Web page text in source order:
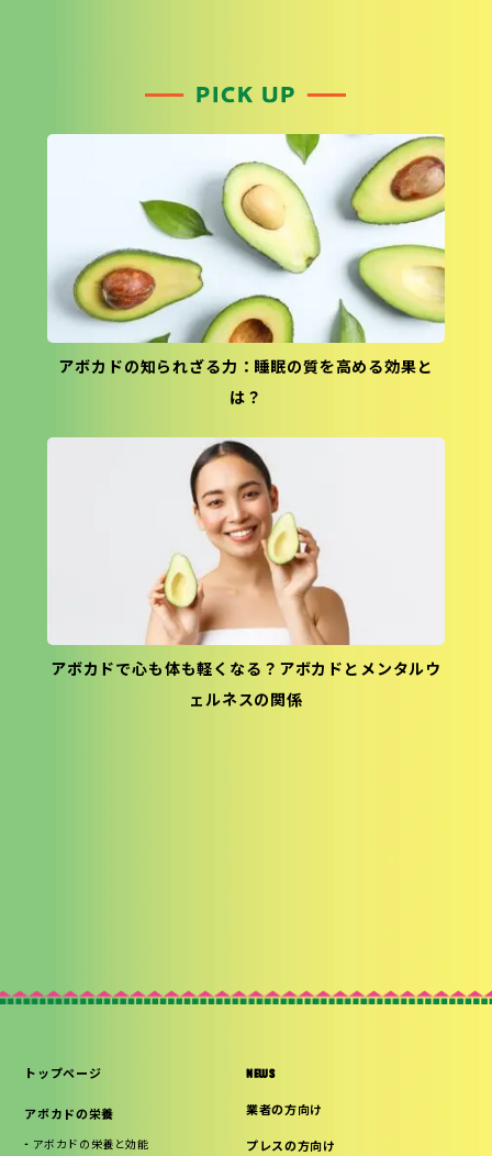
アボカドの知られざる力：睡眠の質を高める効果と
は？
アボカドで心も体も軽くなる？アボカドとメンタルウ
ェルネスの関係
トップページ
アボカドの栄養
アボカドの栄養と効能
NEWS
業者の方向け
プレスの方向け